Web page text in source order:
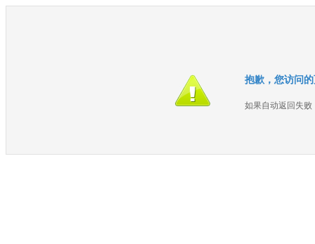
抱歉，您访问
如果自动返回失败